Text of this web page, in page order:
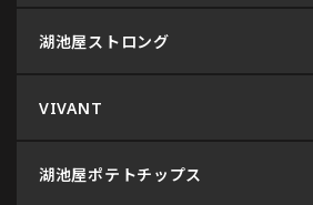
湖池屋ストロング
VIVANT
湖池屋ポテトチップス